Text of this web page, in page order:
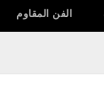
الفن المقاوم